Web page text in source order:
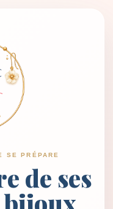
SE PRÉPARE
de ses